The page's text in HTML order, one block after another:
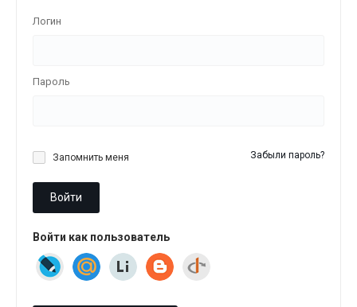
Логин
Пароль
Запомнить меня Забыли пароль?
Войти
Войти как пользователь